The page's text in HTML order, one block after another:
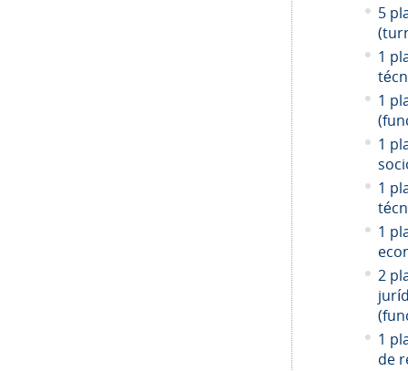
5
1
1
1
1
1
2
1
de